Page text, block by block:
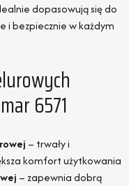
dopasowują się do
i bezpiecznie w każdym
6571
– trwały i
komfort użytkowania
– zapewnia dobrą